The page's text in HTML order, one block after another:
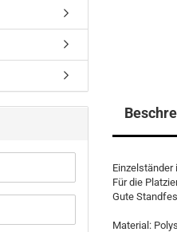
Für die
Gute
Material: